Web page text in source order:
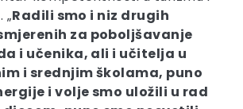
„Radili smo i niz drugih
za poboljšavanje
i učenika, ali i učitelja u
i srednjim školama, puno
i volje smo uložili u rad